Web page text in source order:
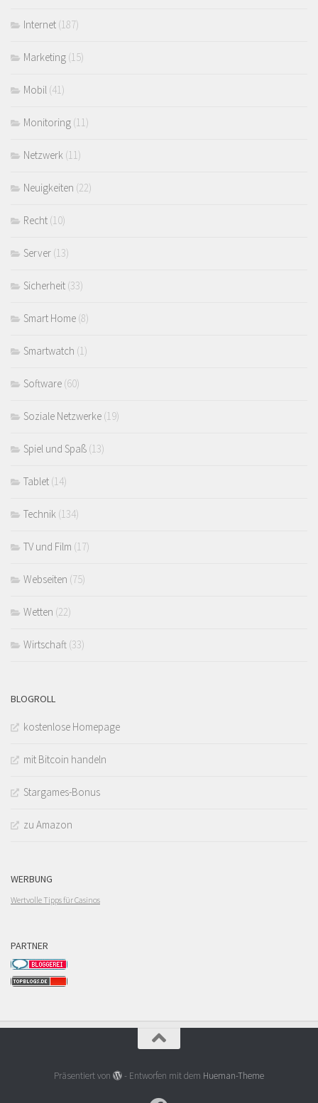
Internet (187)
Marketing (15)
Mobil (41)
Monitoring (11)
Netzwerk (11)
Neuigkeiten (22)
Recht (10)
Server (13)
Sicherheit (33)
Smart Home (8)
Smartwatch (1)
Software (60)
Soziale Netzwerke (19)
Spiel und Spaß (13)
Tablet (14)
Technik (134)
TV und Film (17)
Webseiten (75)
Wetten (22)
Wirtschaft (33)
BLOGROLL
kostenlose Homepage
mit Bitcoin handeln
Stargames-Bonus
zu Amazon
WERBUNG
Wertvolle Tipps für Casinos
PARTNER
Präsentiert von - Entworfen mit dem Hueman-Theme